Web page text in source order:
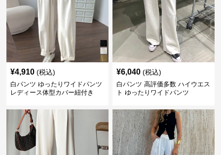
¥4,910 (税込)
白パンツ ゆったりワイドパンツ
レディース体型カバー紐付き
¥6,040 (税込)
白パンツ 高評価多数 ハイウエス
ト ゆったりワイドパンツ